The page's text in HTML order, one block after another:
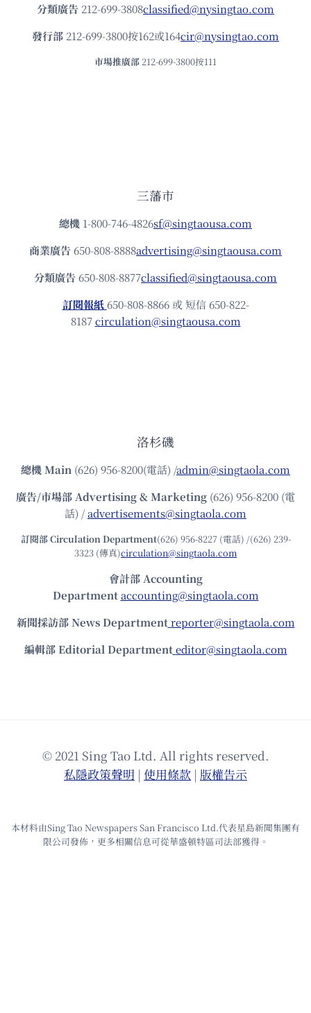
分類廣告 212-699-3808classified@nysingtao.com
發⾏部 212-699-3800按162或164cir@nysingtao.com
市場推廣部 212-699-3800按111
三藩市
總機 1-800-746-4826sf@singtaousa.com
商業廣告 650-808-8888advertising@singtaousa.com
分類廣告 650-808-8877classified@singtaousa.com
訂閱報紙 650-808-8866 或 短信 650-822-
8187circulation@singtaousa.com
洛杉磯
總機Main (626) 956-8200(電話) /admin@singtaola.com
廣告/市場部Advertising & Marketing (626) 956-8200 (電
話) /advertisements@singtaola.com
訂閱部 Circulation Department(626) 956-8227 (電話) /(626) 239-
3323 (傳真)circulation@singtaola.com
會計部 Accounting
Department accounting@singtaola.com
新聞採訪部 News Department reporter@singtaola.com
編輯部 Editorial Department editor@singtaola.com
© 2021 Sing Tao Ltd. All rights reserved.
私隱政策聲明 | 使⽤條款 | 版權告⽰
本材料由Sing Tao Newspapers San Francisco Ltd.代表星島新聞集團有
限公司發佈，更多相關信息可從華盛頓特區司法部獲得。